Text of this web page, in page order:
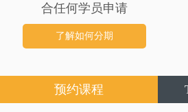
合任何学员申请
了解如何分期
预约课程